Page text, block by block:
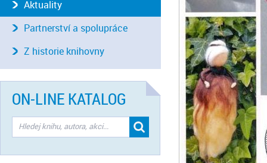
Aktuality
Partnerství a spolupráce
Z historie knihovny
ON-LINE KATALOG